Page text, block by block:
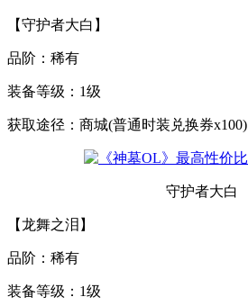
【守护者大白】
品阶：稀有
装备等级：1级
获取途径：商城(普通时装兑换券x100)
守护者大白
【龙舞之泪】
品阶：稀有
装备等级：1级